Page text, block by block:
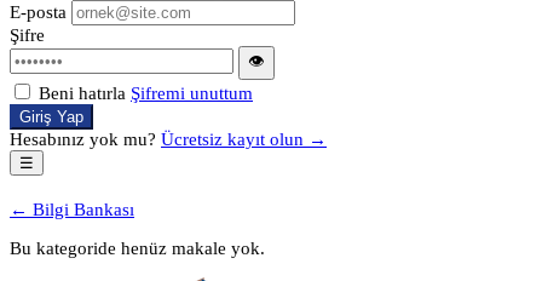
E-posta
Şifre
👁
Beni hatırla Şifremi unuttum
Giriş Yap
Hesabınız yok mu? Ücretsiz kayıt olun →
☰
← Bilgi Bankası
Bu kategoride henüz makale yok.